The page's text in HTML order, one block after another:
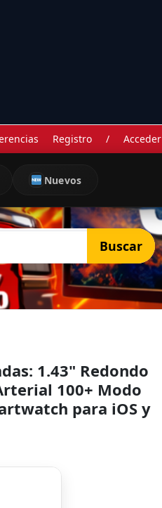
Registro / Acceder
Nuevos
Buscar
1.43" Redondo
100+ Modo
para iOS y